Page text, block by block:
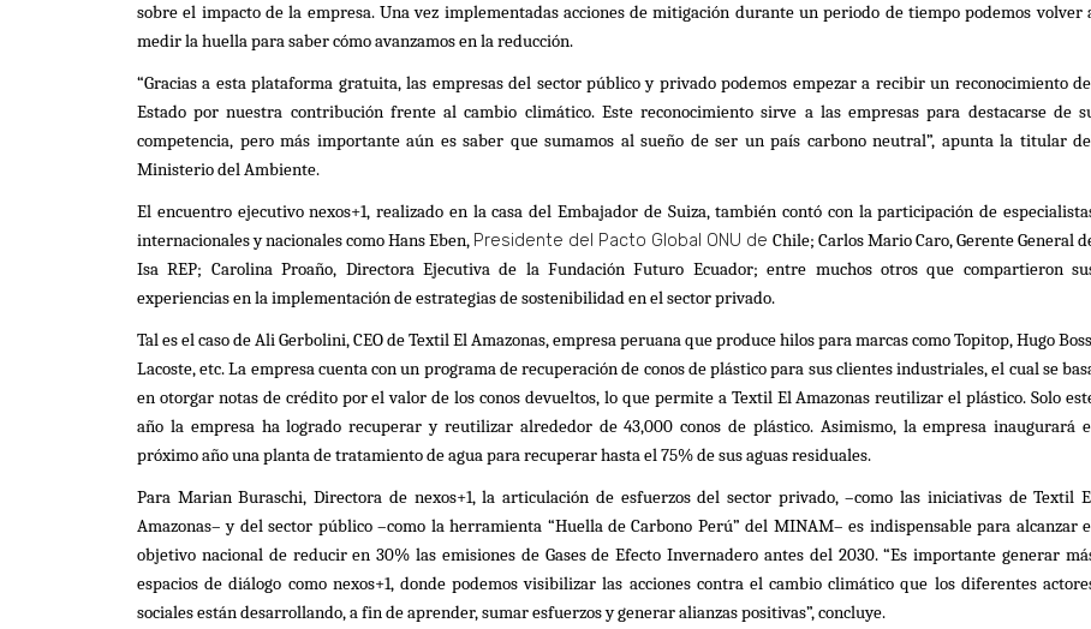
sobre el impacto de la empresa. Una vez implementadas acciones de mitigación durante un periodo de tiempo podemos volver
medir la huella para saber cómo avanzamos en la reducción.
“Gracias a esta plataforma gratuita, las empresas del sector público y privado podemos empezar a recibir un reconocimiento
Estado por nuestra contribución frente al cambio climático. Este reconocimiento sirve a las empresas para destacarse de
competencia, pero más importante aún es saber que sumamos al sueño de ser un país carbono neutral”, apunta la titular
Ministerio del Ambiente.
El encuentro ejecutivo nexos+1, realizado en la casa del Embajador de Suiza, también contó con la participación de
internacionales y nacionales como Hans Eben, Presidente del Pacto Global ONU de Chile; Carlos Mario Caro, Gerente General
Isa REP; Carolina Proaño, Directora Ejecutiva de la Fundación Futuro Ecuador; entre muchos otros que compartieron
experiencias en la implementación de estrategias de sostenibilidad en el sector privado.
Tal es el caso de Ali Gerbolini, CEO de Textil El Amazonas, empresa peruana que produce hilos para marcas como Topitop, Hugo
Lacoste, etc. La empresa cuenta con un programa de recuperación de conos de plástico para sus clientes industriales, el cual se
en otorgar notas de crédito por el valor de los conos devueltos, lo que permite a Textil El Amazonas reutilizar el plástico. Solo
año la empresa ha logrado recuperar y reutilizar alrededor de 43,000 conos de plástico. Asimismo, la empresa inaugurará
próximo año una planta de tratamiento de agua para recuperar hasta el 75% de sus aguas residuales.
Para Marian Buraschi, Directora de nexos+1, la articulación de esfuerzos del sector privado, –como las iniciativas de Textil
Amazonas– y del sector público –como la herramienta “Huella de Carbono Perú” del MINAM– es indispensable para alcanzar
objetivo nacional de reducir en 30% las emisiones de Gases de Efecto Invernadero antes del 2030. “Es importante generar
espacios de diálogo como nexos+1, donde podemos visibilizar las acciones contra el cambio climático que los diferentes
sociales están desarrollando, a fin de aprender, sumar esfuerzos y generar alianzas positivas”, concluye.